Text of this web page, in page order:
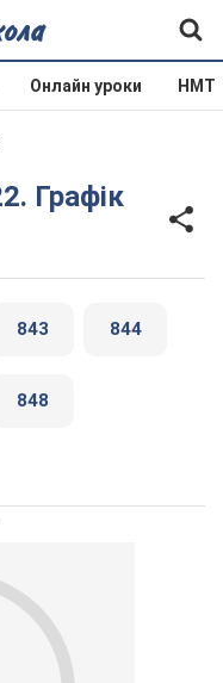
Онлайн уроки НМТ
843 844
848